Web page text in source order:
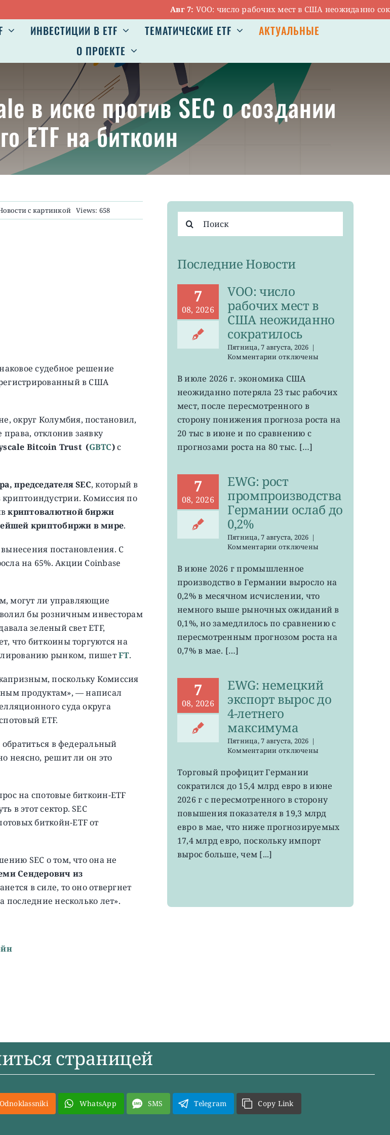
Авг 7:VOO: число рабочих мест в США неожиданно
ИНВЕСТИЦИИ В ETF ТЕМАТИЧЕСКИЕ ETF
АКТУАЛЬНЫЕ
О ПРОЕКТЕ
в иске против SEC о создании
ETF на биткоин
с картинкой Views: 658
судебное решение
в США
округ Колумбия, постановил,
отклонив заявку
Bitcoin Trust (GBTC)с
председателя SEC, который в
Комиссия по
криптовалютной биржи
криптобиржи в мире.
постановления. С
на 65%. Акции Coinbase
могут ли управляющие
бы розничным инвесторам
зеленый свет ETF,
что биткоины торгуются на
рынком, пишетFT.
поскольку Комиссия
продуктам», — написал
суда округа
ETF.
в федеральный
неясно, решит ли он это
на спотовые биткоин-ETF
в этот сектор. SEC
биткойн-ETF от
SEC о том, что она не
Сендерович из
в силе, то оно отвергнет
последние несколько лет».
поиска:
Последние Новости
7
08, 2026
VOO: число
рабочих мест в
США неожиданно
сократилось
Пятница, 7 августа, 2026 |
Комментариик
VOO:
рабочих
мест
США
неожиданно
сократилось
отключены
В июле 2026 г. экономика США
неожиданно потеряла 23 тыс рабочих
мест, после пересмотренного в
сторону понижения прогноза роста на
20 тыс в июне и по сравнению с
прогнозами роста на 80 тыс. […]
7
08, 2026
EWG: рост
промпроизводства
Германии ослаб до
0,2%
Пятница, 7 августа, 2026 |
Комментариик
EWG:
рост
промпроизводства
Германии
до
0,2%
отключены
В июне 2026 г промышленное
производство в Германии выросло на
0,2% в месячном исчислении, что
немного выше рыночных ожиданий в
0,1%, но замедлилось по сравнению с
пересмотренным прогнозом роста на
0,7% в мае. […]
7
08, 2026
EWG: немецкий
экспорт вырос до
4-летнего
максимума
Пятница, 7 августа, 2026 |
Комментариик
EWG:
немецкий
экспорт
вырос
4-
летнего
отключены
Торговый профицит Германии
сократился до 15,4 млрд евро в июне
2026 г с пересмотренного в сторону
повышения показателя в 19,3 млрд
евро в мае, что ниже прогнозируемых
17,4 млрд евро, поскольку импорт
вырос больше, чем [...]
страницей
Odnoklassniki WhatsApp SMS Telegram Copy Link